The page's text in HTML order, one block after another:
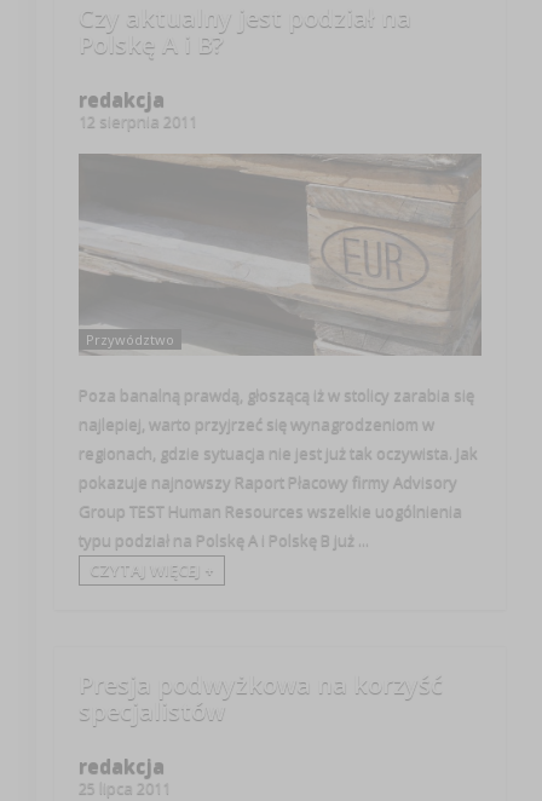
Czy aktualny jest podział na
Polskę A i B?
redakcja
12 sierpnia 2011
Przywództwo
Poza banalną prawdą, głoszącą iż w stolicy zarabia się
najlepiej, warto przyjrzeć się wynagrodzeniom w
regionach, gdzie sytuacja nie jest już tak oczywista. Jak
pokazuje najnowszy Raport Płacowy firmy Advisory
Group TEST Human Resources wszelkie uogólnienia
typu podział na Polskę A i Polskę B już ...
CZYTAJ WIĘCEJ +
Presja podwyżkowa na korzyść
specjalistów
redakcja
25 lipca 2011